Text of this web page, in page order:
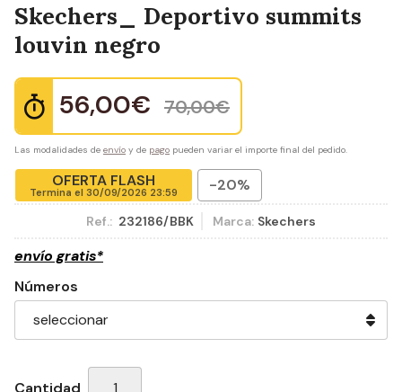
Skechers_ Deportivo summits
louvin negro
56,00€ 70,00€
Las modalidades de envío y de pago pueden variar el importe final del pedido.
OFERTA FLASH
Termina el 30/09/2026 23:59 -20%
Ref.: 232186/BBK Marca: Skechers
envío gratis*
Números
Cantidad